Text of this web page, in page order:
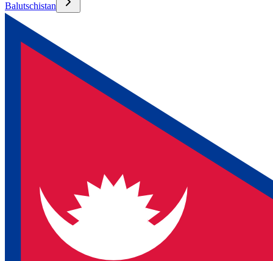
Balutschistan